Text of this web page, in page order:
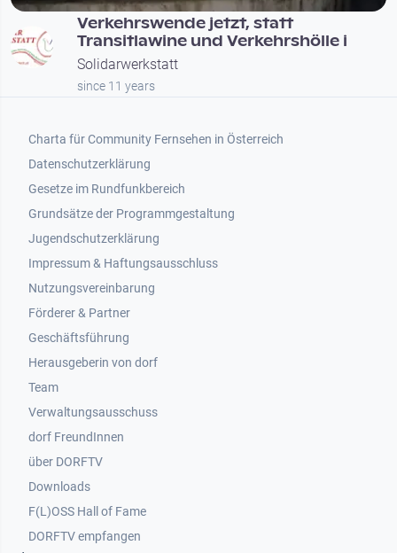
Verkehrswende jetzt, statt
Transitlawine und Verkehrshölle i
Solidarwerkstatt
since 11 years
Footer 1
Charta für Community Fernsehen in Österreich
Datenschutzerklärung
Gesetze im Rundfunkbereich
Grundsätze der Programmgestaltung
Jugendschutzerklärung
Impressum & Haftungsausschluss
Nutzungsvereinbarung
Footer 2
Förderer & Partner
Geschäftsführung
Herausgeberin von dorf
Team
Verwaltungsausschuss
dorf FreundInnen
Footer 3
über DORFTV
Downloads
F(L)OSS Hall of Fame
Footer 4
DORFTV empfangen